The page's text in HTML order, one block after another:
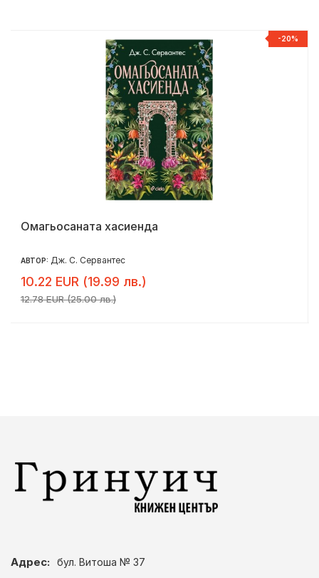
-20%
Омагьосаната хасиенда
АВТОР: Дж. С. Сервантес
10.22 EUR (19.99 лв.)
12.78 EUR (25.00 лв.)
Адрес: бул. Витоша № 37